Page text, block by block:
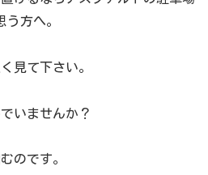
う方へ。
見て下さい。
いませんか？
のです。